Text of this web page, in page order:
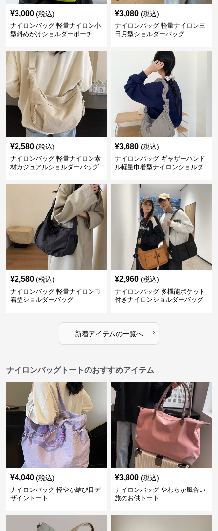
¥3,000 (税込)
ナイロンバッグ 軽量ナイロン小
型斜めがけショルダーポーチ
¥3,080 (税込)
ナイロンバッグ 軽量ナイロン三
日月型ショルダーバッグ
¥2,580 (税込)
ナイロンバッグ 軽量ナイロン素
材カジュアルショルダーバッグ
¥3,680 (税込)
ナイロンバッグ ギャザーハンド
ル軽量巾着型ナイロンショルダ
¥2,580 (税込)
ナイロンバッグ 軽量ナイロン巾
着型ショルダーバッグ
¥2,960 (税込)
ナイロンバッグ 多機能ポケット
付きナイロンショルダーバッグ
新着アイテムの一覧へ ›
ナイロンバッグトートのおすすめアイテム
¥4,040 (税込)
ナイロンバッグ 軽やか結び目デ
ザイントート
¥3,800 (税込)
ナイロンバッグ やわらか風合い
旅のお供トート